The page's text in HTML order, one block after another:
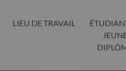
LIEU DE TRAVAIL